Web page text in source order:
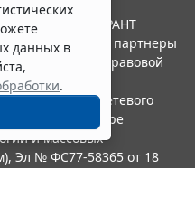
данных в
.
Система ГАРАНТ
"Гарант" и ее партнеры
ассоциации правовой
в качестве сетевого
надзору в сфере
и массовых
Эл № ФС77-58365 от 18